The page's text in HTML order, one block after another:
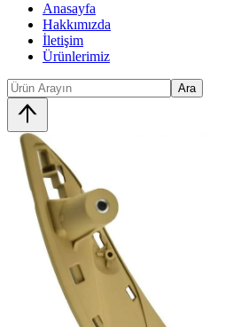
Anasayfa
Hakkımızda
İletişim
Ürünlerimiz
Ara